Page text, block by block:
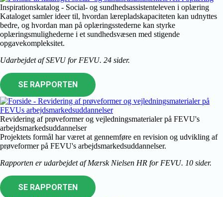
Inspirationskatalog - Social- og sundhedsassistenteleven i oplæring
Kataloget samler ideer til, hvordan lærepladskapaciteten kan udnyttes
bedre, og hvordan man på oplæringsstederne kan styrke
oplæringsmulighederne i et sundhedsvæsen med stigende
opgavekompleksitet.
Udarbejdet af SEVU for FEVU. 24 sider.
SE RAPPORTEN
Revidering af prøveformer og vejledningsmaterialer på FEVU's
arbejdsmarkedsuddannelser
Projektets formål har været at gennemføre en revision og udvikling af
prøveformer på FEVU's arbejdsmarkedsuddannelser.
Rapporten er udarbejdet af Mærsk Nielsen HR for FEVU. 10 sider.
SE RAPPORTEN